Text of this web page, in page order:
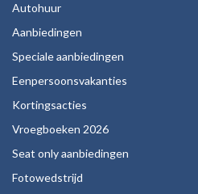
Autohuur
Aanbiedingen
Speciale aanbiedingen
Eenpersoonsvakanties
Kortingsacties
Vroegboeken 2026
Seat only aanbiedingen
Fotowedstrijd